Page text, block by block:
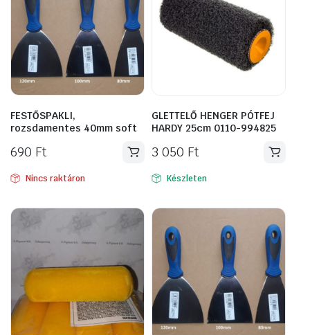
FESTŐSPAKLI,
rozsdamentes 40mm soft
690 Ft
Nincs raktáron
GLETTELŐ HENGER PÓTFEJ
HARDY 25cm 0110-994825
3 050 Ft
Készleten